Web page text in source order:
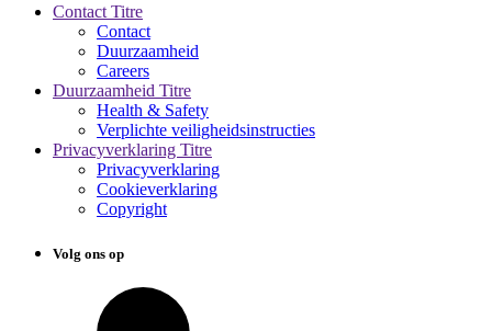
Contact Titre
Contact
Duurzaamheid
Careers
Duurzaamheid Titre
Health & Safety
Verplichte veiligheidsinstructies
Privacyverklaring Titre
Privacyverklaring
Cookieverklaring
Copyright
Volg ons op